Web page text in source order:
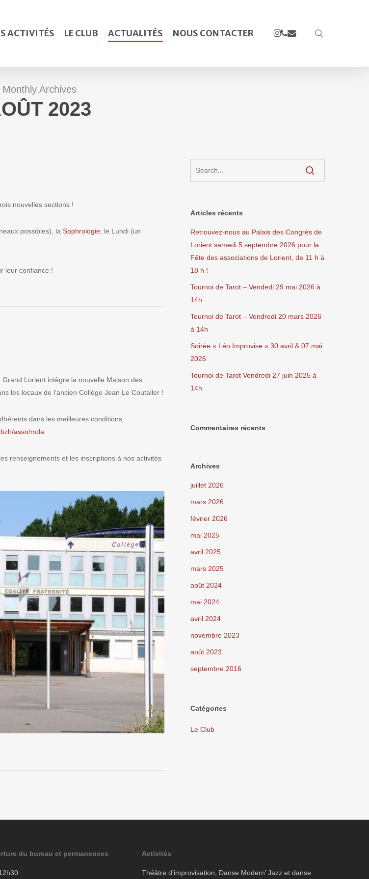
ACTIVITÉS LE CLUB ACTUALITÉS NOUS CONTACTER INSTAGRAM
PHONE
EMAIL
Monthly Archives
2023
nouvelles sections !
possibles), la Sophrologie , le Lundi (un
leur confiance !
Lorient intègre la nouvelle Maison des
les locaux de l’ancien Collège Jean Le Coutaller !
dans les meilleures conditions.
asso/mda
renseignements et les inscriptions à nos activités
Articles récents
Retrouvez-nous au Palais des Congrès de
Lorient samedi 5 septembre 2026 pour la
Fête des associations de Lorient, de 11 h à
18 h !
Tournoi de Tarot – Vendedi 29 mai 2026 à
14h
Tournoi de Tarot – Vendredi 20 mars 2026
à 14h
Soirée « Léo Improvise » 30 avril & 07 mai
2026
Tournoi de Tarot Vendredi 27 juin 2025 à
14h
Commentaires récents
Archives
juillet 2026
mars 2026
février 2026
mai 2025
avril 2025
mars 2025
août 2024
mai 2024
avril 2024
novembre 2023
août 2023
septembre 2016
Catégories
Le Club
du bureau et permanences Activités
Théâtre d’improvisation, Danse Modern’ Jazz et danse